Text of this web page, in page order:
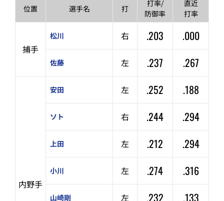
位置 選手名 打
打率/
防御率
直近
打率
捕手
松川 右 .203 .000
佐藤 左 .237 .267
内野手
安田 左 .252 .188
ソト 右 .244 .294
上田 左 .212 .294
小川 左 .274 .316
山崎剛 左 .232 .133